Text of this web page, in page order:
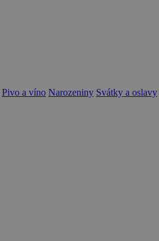
Pivo a víno Narozeniny Svátky a oslavy